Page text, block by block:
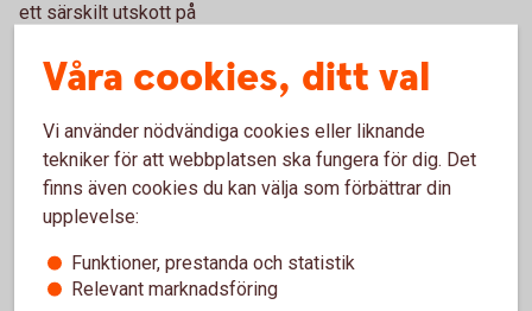
ett särskilt utskott på
är att ge stimulans för att skapa tillväxt, fler arbetstillfällen,
bra utbildning och livskvalitet. Primär fokus för att projekten
ska kvalificera sig är att de räknas till någon av de här 6
inriktningarna:
Barn och unga
Landsbygdsutveckling
Utbildning
Hållbarhet
Våra cookies, ditt val
Vi använder nödvändiga cookies eller liknande
tekniker för att webbplatsen ska fungera för dig. Det
finns även cookies du kan välja som förbättrar din
upplevelse:
Funktioner, prestanda och statistik
Relevant marknadsföring